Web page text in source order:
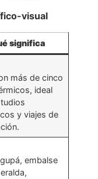
visual
significa
más de cinco
ideal
y viajes de
embalse